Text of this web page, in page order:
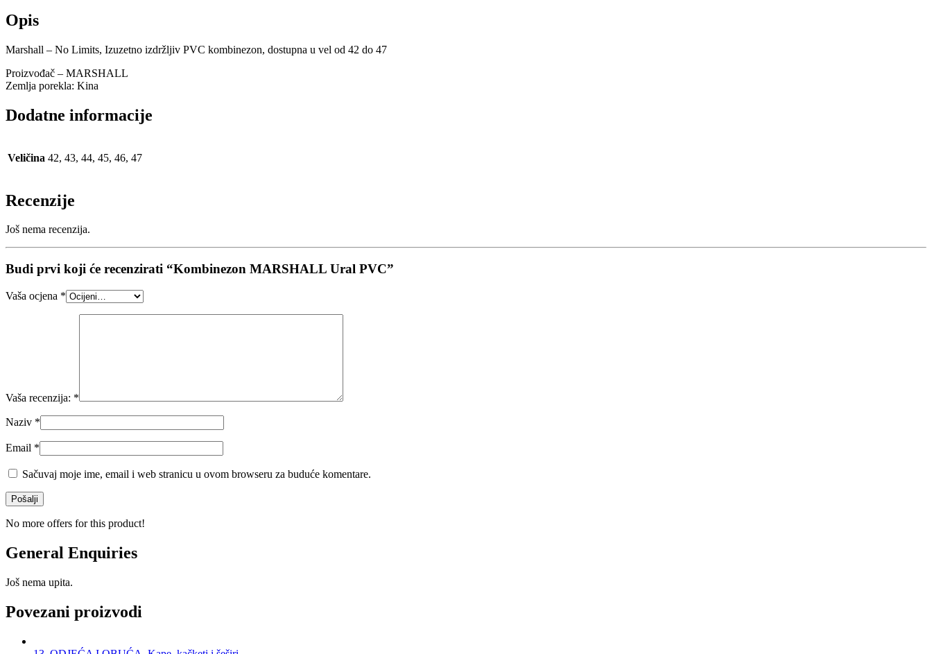
Opis
Marshall – No Limits, Izuzetno izdržljiv PVC kombinezon, dostupna u vel od 42 do 47
Proizvođač – MARSHALL
Zemlja porekla: Kina
Dodatne informacije
Veličina 42, 43, 44, 45, 46, 47
Recenzije
Još nema recenzija.
Budi prvi koji će recenzirati “Kombinezon MARSHALL Ural PVC”
Vaša ocjena *
Vaša recenzija: *
Naziv *
Email *
Sačuvaj moje ime, email i web stranicu u ovom browseru za buduće komentare.
No more offers for this product!
General Enquiries
Još nema upita.
Povezani proizvodi